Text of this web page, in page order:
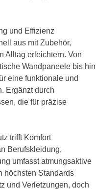
und Effizienz
aus mit Zubehör,
Alltag erleichtern. Von
Wandpaneele bis hin
eine funktionale und
Ergänzt durch
die für präzise
trifft Komfort
Berufskleidung,
umfasst atmungsaktive
höchsten Standards
und Verletzungen, doch